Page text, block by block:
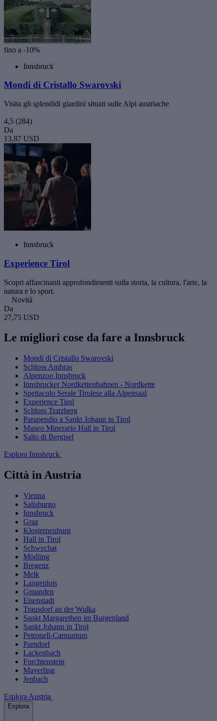
fino a -10%
Innsbruck
Mondi di Cristallo Swarovski
Visita gli splendidi giardini situati sulle Alpi austriache
4,5 (284)
Da
13,87 USD
Innsbruck
Experience Tirol
Scopri affascinanti approfondimenti sulla storia, la cultura, l'arte, la
natura e lo sport.
Novità
Da
27,75 USD
Le migliori cose da fare a Innsbruck
Mondi di Cristallo Swarovski
Schloss Ambras
Alpenzoo Innsbruck
Innsbrucker Nordkettenbahnen - Nordkette
Spettacolo Serale Tirolese alla Alpensaal
Experience Tirol
Schloss Tratzberg
Parapendio a Sankt Johann in Tirol
Museo Minerario Hall in Tirol
Salto di Bergisel
Esplora Innsbruck
Città in Austria
Vienna
Salisburgo
Innsbruck
Graz
Klosterneuburg
Hall in Tirol
Schwechat
Mödling
Bregenz
Melk
Langenlois
Gmunden
Eisenstadt
Trausdorf an der Wulka
Sankt Margarethen im Burgenland
Sankt Johann in Tirol
Petronell-Carnuntum
Parndorf
Lackenbach
Forchtenstein
Mayerling
Jenbach
Esplora Austria
Esplora